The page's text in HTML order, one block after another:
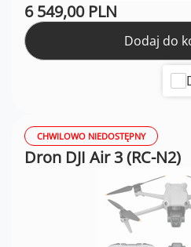
6 549,00 PLN
Dodaj do
CHWILOWO NIEDOSTĘPNY
Dron DJI Air 3 (RC-N2)